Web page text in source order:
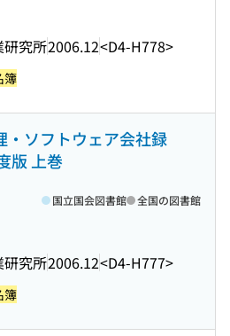
研究所2006.12<D4-H778>
簿
・ソフトウェア会社録
版 上巻
研究所2006.12<D4-H777>
国立国会図書館 全国の図書館
簿